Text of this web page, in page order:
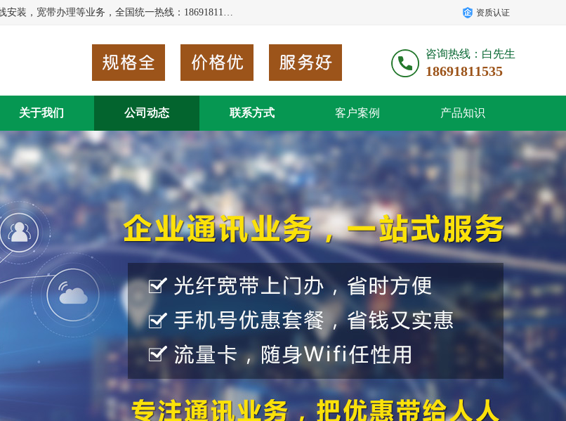
西安新城赛派通讯商行从事西安地区的联通，移动，电信宽带安装，光纤专线安装，宽带办理等业务，全国统一热线：18691811535。西安市新城区赛派通讯商行是一家专业通讯公司，欢迎新老客户来电咨询！ 资质认证
咨询热线：白先生
18691811535
关于我们 公司动态 联系方式 客户案例 产品知识